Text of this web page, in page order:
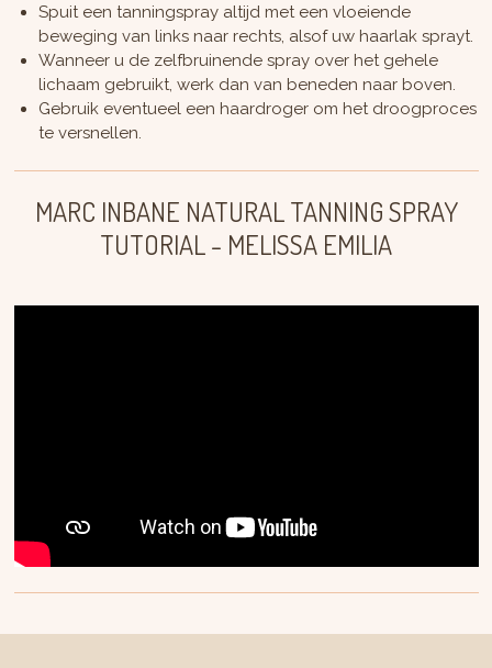
Spuit een tanningspray altijd met een vloeiende
beweging van links naar rechts, alsof uw haarlak sprayt.
Wanneer u de zelfbruinende spray over het gehele
lichaam gebruikt, werk dan van beneden naar boven.
Gebruik eventueel een haardroger om het droogproces
te versnellen.
MARC INBANE NATURAL TANNING SPRAY
TUTORIAL - MELISSA EMILIA